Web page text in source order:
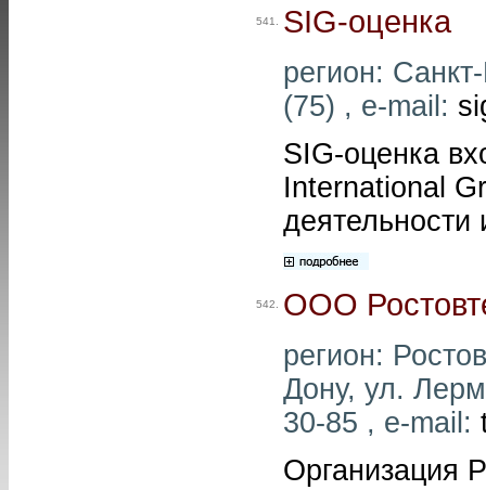
541. SIG-оценка
регион:
(75) , e-mail:
SIG-оценка
International
деятельности
542. ООО
регион:
Дону, ул.
30-85 , e-mail:
Организация